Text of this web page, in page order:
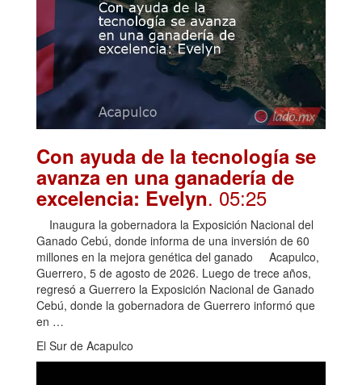
Con ayuda de la tecnología se
avanza en una ganadería de
excelencia: Evelyn. 05:25
Inaugura la gobernadora la Exposición Nacional del
Ganado Cebú, donde informa de una inversión de 60
millones en la mejora genética del ganado Acapulco,
Guerrero, 5 de agosto de 2026. Luego de trece años,
regresó a Guerrero la Exposición Nacional de Ganado
Cebú, donde la gobernadora de Guerrero informó que
en …
El Sur de Acapulco